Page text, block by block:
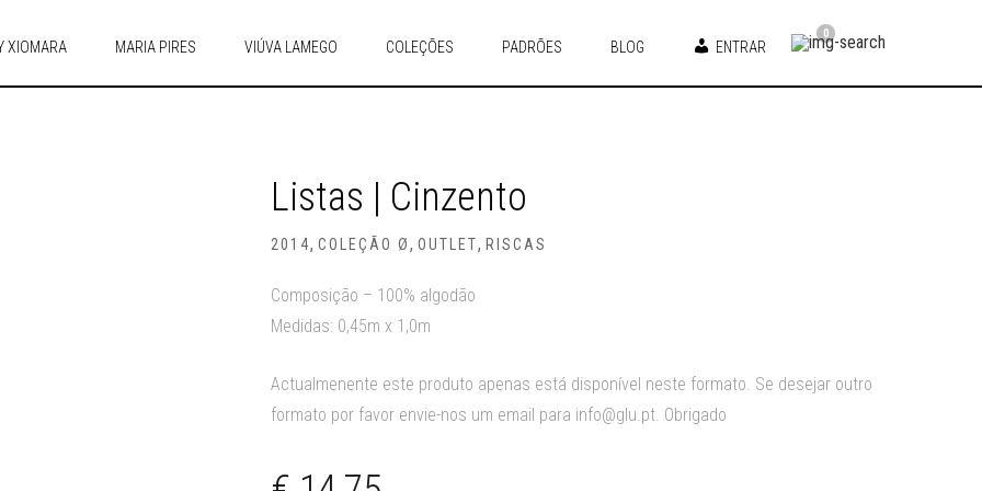
XIOMARA MARIA PIRES VIÚVA LAMEGO COLEÇÕES PADRÕES BLOG ENTRAR
0
Listas | Cinzento
2014,COLEÇÃO Ø,OUTLET,RISCAS
Composição – 100% algodão
Medidas: 0,45m x 1,0m
Actualmenente este produto apenas está disponível neste formato. Se desejar outro
formato por favor envie-nos um email para info@glu.pt. Obrigado